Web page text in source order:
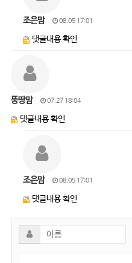
조은맘 08.05 17:01
댓글내용 확인
뚱땅맘 07.27 18:04
댓글내용 확인
조은맘 08.05 17:01
댓글내용 확인